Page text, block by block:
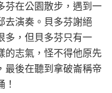
芬在公園散步，遇到一
去演奏。貝多芬謝絕
多，但貝多芬只有一
的志氣，怪不得他原先
最後在聽到拿破崙稱帝